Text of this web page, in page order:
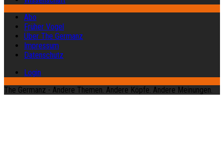
Abo
Früher Vogel
Über The Germanz
Impressum
Datenschutz
Login
The Germanz - Andere Themen. Andere Köpfe. Andere Meinungen.